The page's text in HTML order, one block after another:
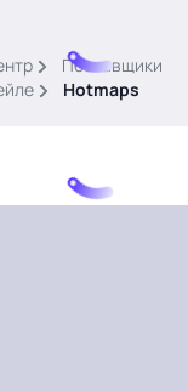
Поставщики
Hotmaps